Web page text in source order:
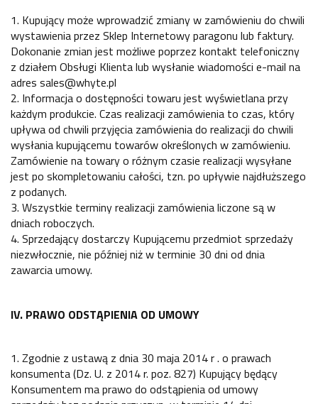
1. Kupujący może wprowadzić zmiany w zamówieniu do chwili
wystawienia przez Sklep Internetowy paragonu lub faktury.
Dokonanie zmian jest możliwe poprzez kontakt telefoniczny
z działem Obsługi Klienta lub wysłanie wiadomości e-mail na
adres sales@whyte.pl
2. Informacja o dostępności towaru jest wyświetlana przy
każdym produkcie. Czas realizacji zamówienia to czas, który
upływa od chwili przyjęcia zamówienia do realizacji do chwili
wysłania kupującemu towarów określonych w zamówieniu.
Zamówienie na towary o różnym czasie realizacji wysyłane
jest po skompletowaniu całości, tzn. po upływie najdłuższego
z podanych.
3. Wszystkie terminy realizacji zamówienia liczone są w
dniach roboczych.
4. Sprzedający dostarczy Kupującemu przedmiot sprzedaży
niezwłocznie, nie później niż w terminie 30 dni od dnia
zawarcia umowy.
IV. PRAWO ODSTĄPIENIA OD UMOWY
1. Zgodnie z ustawą z dnia 30 maja 2014 r . o prawach
konsumenta (Dz. U. z 2014 r. poz. 827) Kupujący będący
Konsumentem ma prawo do odstąpienia od umowy